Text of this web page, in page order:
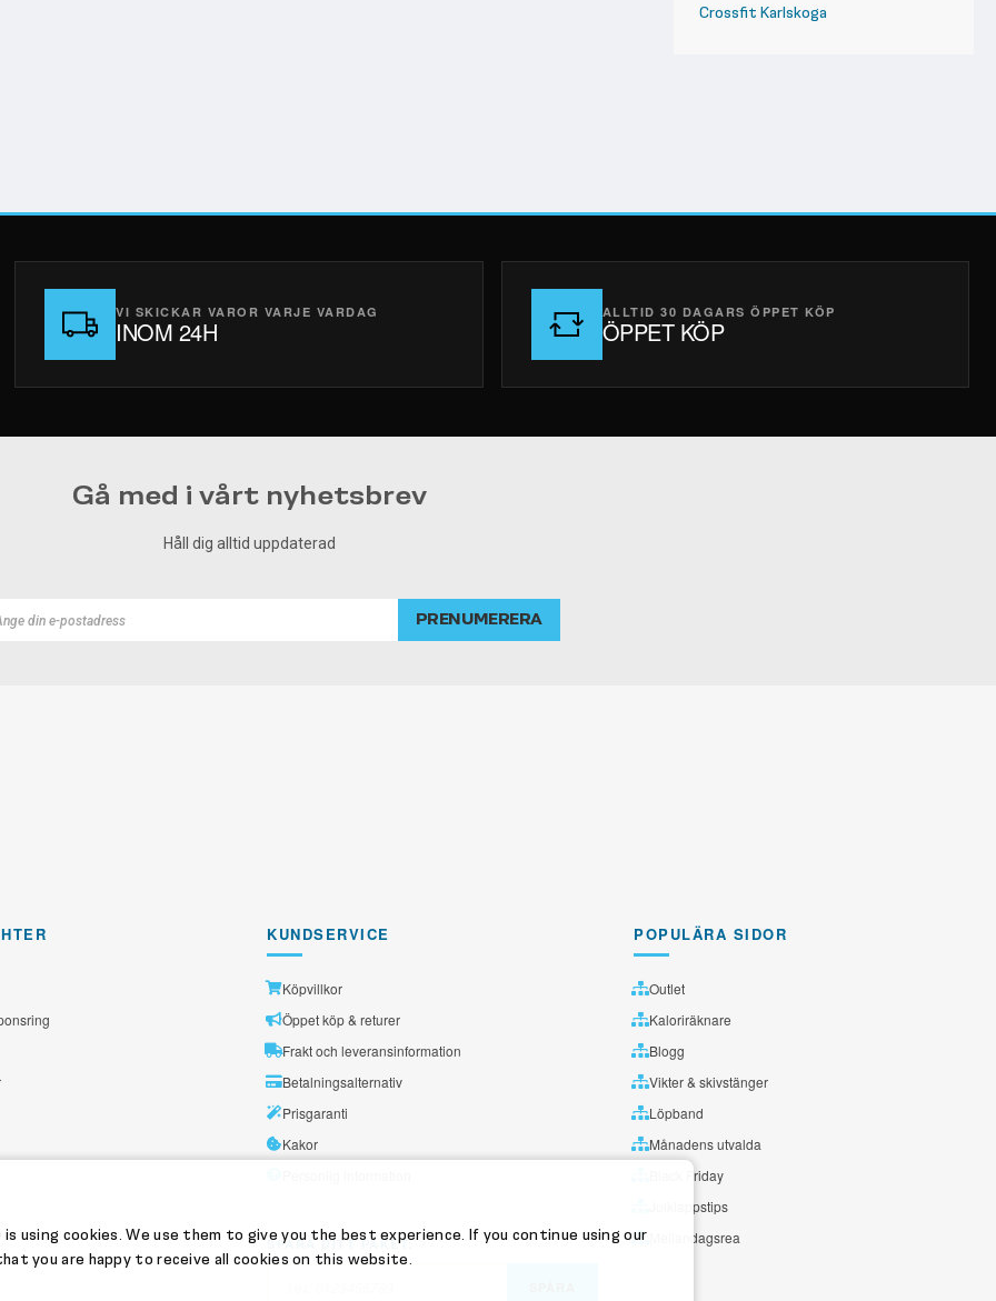
Crossfit Karlskoga
VI SKICKAR VAROR VARJE VARDAG
INOM 24H
ALLTID 30 DAGARS ÖPPET KÖP
ÖPPET KÖP
Gå med i vårt nyhetsbrev
Håll dig alltid uppdaterad
PRENUMERERA
KUNDSERVICE
Köpvillkor
Öppet köp & returer
Frakt och leveransinformation
Betalningsalternativ
Prisgaranti
Kakor
SPÅRA DITT PAKET:
POPULÄRA SIDOR
Outlet
Kaloriräknare
Blogg
Vikter & skivstänger
Löpband
Månadens utvalda
Black Friday
Julklappstips
Mellandagsrea
using cookies. We use them to give you the best experience. If you continue using our
you are happy to receive all cookies on this website.